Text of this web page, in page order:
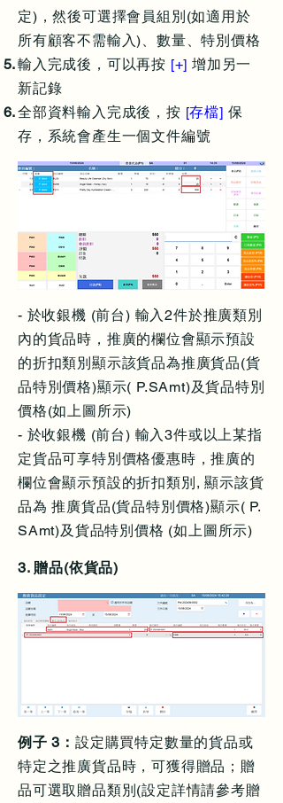
定)，然後可選擇會員組別(如適用於
所有顧客不需輸入)、數量、特別價格
輸入完成後，可以再按 [+]增加另一
新記錄
全部資料輸入完成後，按 [存檔] 保
存，系統會產生一個文件編號
- 於收銀機 (前台) 輸入2件於推廣類別
內的貨品時，推廣的欄位會顯示預設
的折扣類別顯示該貨品為推廣貨品(貨
品特別價格)顯示( P.SAmt)及貨品特別
價格(如上圖所示)
- 於收銀機 (前台) 輸入3件或以上某指
定貨品可享特別價格優惠時，推廣的
欄位會顯示預設的折扣類別, 顯示該貨
品為 推廣貨品(貨品特別價格)顯示( P.
SAmt)及貨品特別價格 (如上圖所示)
3. 贈品(依貨品)
例子 3： 設定購買特定數量的貨品或
特定之推廣貨品時，可獲得贈品；贈
品可選取贈品類別(設定詳情請參考贈